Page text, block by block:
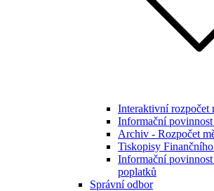
Interaktivní rozpočet
Informační
Archiv - Rozpočet
Tiskopisy
Informační povinnost
poplatků
Správní odbor